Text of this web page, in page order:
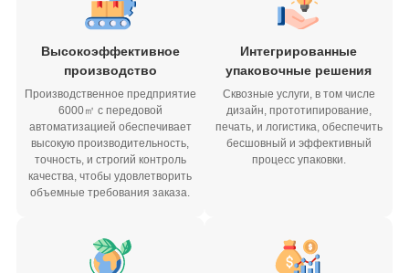
Высокоэффективное
производство
Производственное предприятие
6000㎡ с передовой
автоматизацией обеспечивает
высокую производительность,
точность, и строгий контроль
качества, чтобы удовлетворить
объемные требования заказа.
Интегрированные
упаковочные решения
Сквозные услуги, в том числе
дизайн, прототипирование,
печать, и логистика, обеспечить
бесшовный и эффективный
процесс упаковки.